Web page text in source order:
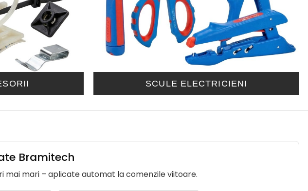
SCULE ELECTRICIENI
Bramitech
mari – aplicate automat la comenzile viitoare.